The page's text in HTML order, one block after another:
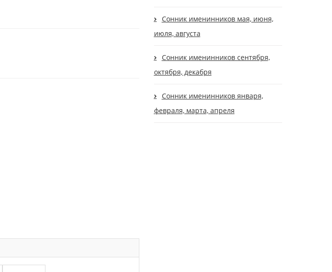
Сонник именинников мая, июня,
июля, августа
Сонник именинников сентября,
октября, декабря
Сонник именинников января,
февраля, марта, апреля